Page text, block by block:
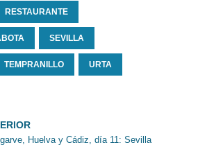
RESTAURANTE
SEVILLA
TEMPRANILLO URTA
Huelva y Cádiz, día 11: Sevilla